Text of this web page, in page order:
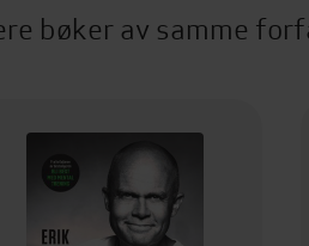
bøker av samme